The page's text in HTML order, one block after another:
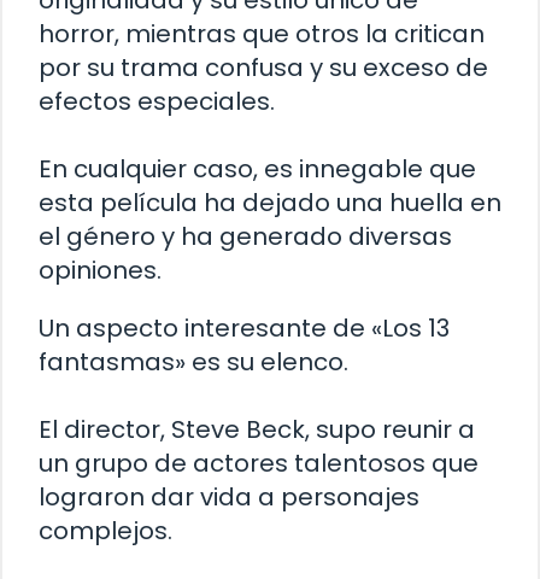
horror, mientras que otros la critican
por su trama confusa y su exceso de
efectos especiales.
En cualquier caso, es innegable que
esta película ha dejado una huella en
el género y ha generado diversas
opiniones.
Un aspecto interesante de «Los 13
fantasmas» es su elenco.
El director, Steve Beck, supo reunir a
un grupo de actores talentosos que
lograron dar vida a personajes
complejos.